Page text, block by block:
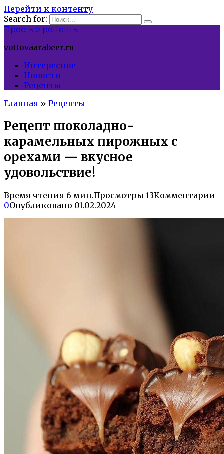
Перейти к контенту
Search for:
Простые рецепты
vottovaarabeer.ru
Интересное
Новости
Рецепты
Главная » Рецепты
Рецепт шоколадно-
карамельных пирожных с
орехами — вкусное
удовольствие!
Время чтения 6 мин.Просмотры 13Комментарии
0Опубликовано 01.02.2024